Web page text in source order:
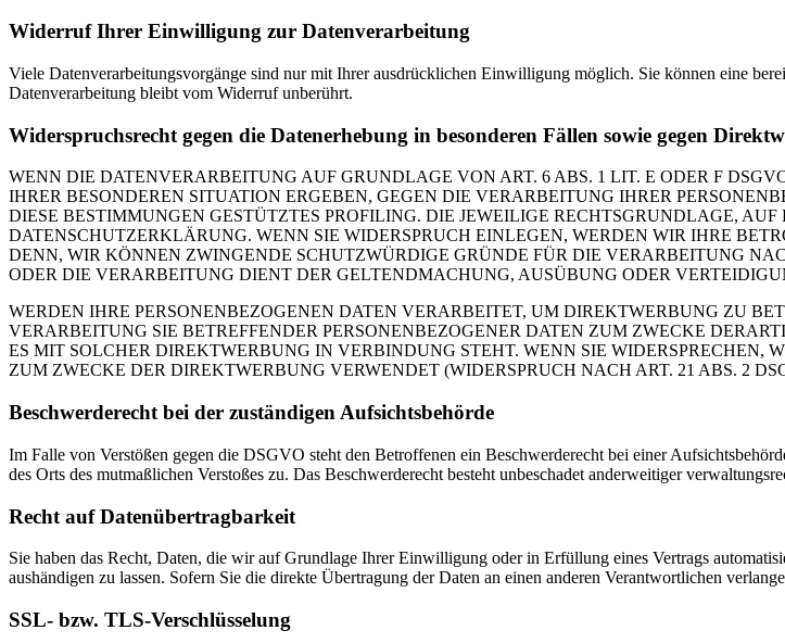
Widerruf Ihrer Einwilligung zur Datenverarbeitung
Viele Datenverarbeitungsvorgänge sind nur mit Ihrer ausdrücklichen Einwilligung möglich. Sie können eine
Datenverarbeitung bleibt vom Widerruf unberührt.
Widerspruchsrecht gegen die Datenerhebung in besonderen Fällen sowie gegen
WENN DIE DATENVERARBEITUNG AUF GRUNDLAGE VON ART. 6 ABS. 1 LIT. E ODER F
IHRER BESONDEREN SITUATION ERGEBEN, GEGEN DIE VERARBEITUNG IHRER
DIESE BESTIMMUNGEN GESTÜTZTES PROFILING. DIE JEWEILIGE RECHTSGRUNDLAGE,
DATENSCHUTZERKLÄRUNG. WENN SIE WIDERSPRUCH EINLEGEN, WERDEN WIR IHRE
DENN, WIR KÖNNEN ZWINGENDE SCHUTZWÜRDIGE GRÜNDE FÜR DIE VERARBEITUNG
ODER DIE VERARBEITUNG DIENT DER GELTENDMACHUNG, AUSÜBUNG ODER
WERDEN IHRE PERSONENBEZOGENEN DATEN VERARBEITET, UM DIREKTWERBUNG ZU
VERARBEITUNG SIE BETREFFENDER PERSONENBEZOGENER DATEN ZUM ZWECKE
ES MIT SOLCHER DIREKTWERBUNG IN VERBINDUNG STEHT. WENN SIE WIDERSPRECHEN,
ZUM ZWECKE DER DIREKTWERBUNG VERWENDET (WIDERSPRUCH NACH ART. 21 ABS. 2
Beschwerde­recht bei der zuständigen Aufsichts­behörde
Im Falle von Verstößen gegen die DSGVO steht den Betroffenen ein Beschwerderecht bei einer
des Orts des mutmaßlichen Verstoßes zu. Das Beschwerderecht besteht unbeschadet anderweitiger
Recht auf Daten­übertrag­barkeit
Sie haben das Recht, Daten, die wir auf Grundlage Ihrer Einwilligung oder in Erfüllung eines Vertrags
aushändigen zu lassen. Sofern Sie die direkte Übertragung der Daten an einen anderen Verantwortlichen
SSL- bzw. TLS-Verschlüsselung